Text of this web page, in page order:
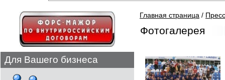
Для Вашего бизнеса
Главная страница /
Фотогалерея